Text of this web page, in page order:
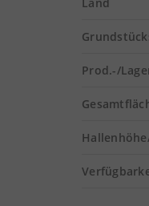
Prod.-/